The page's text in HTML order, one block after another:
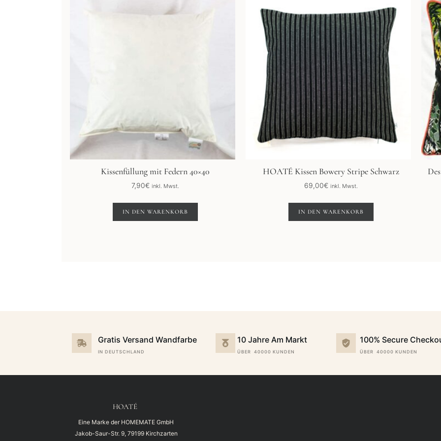
Kissenfüllung mit Federn 40×40
7,90€ inkl. Mwst.
IN DEN WARENKORB
HOATÉ Kissen Bowery Stripe Schwarz
69,00€ inkl. Mwst.
IN DEN WARENKORB
Gratis Versand Wandfarbe
IN DEUTSCHLAND
10 Jahre Am Markt
ÜBER 40000 KUNDEN
100% Secure
ÜBER 40000 KUNDEN
HOATÉ
Eine Marke der HOMEMATE GmbH
Jakob-Saur-Str. 9, 79199 Kirchzarten